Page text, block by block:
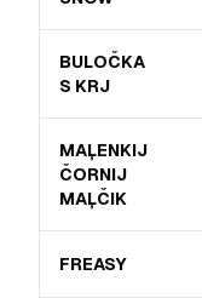
BULOČKA
S KRJ
MAĻENKIJ
ČORNIJ
MAĻČIK
FREASY